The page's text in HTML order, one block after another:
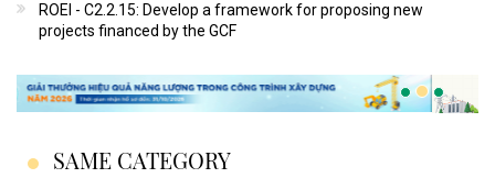
ROEI - C2.2.15: Develop a framework for proposing new
projects financed by the GCF
SAME CATEGORY